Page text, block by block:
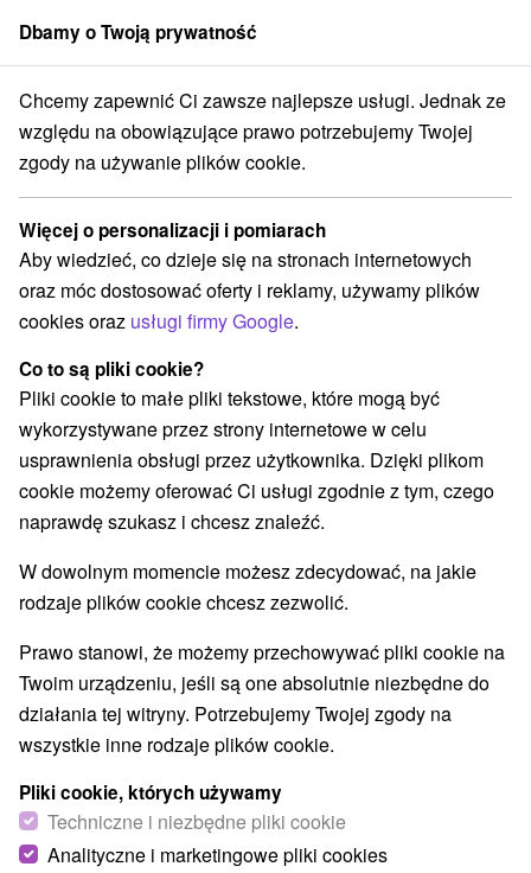
członek grupySorger
Hotel Park **** Pieszczany Wakacje w Pieszczany terapeutyczne
Wakacje w Pieszczany
terapeutyczne
Oferta wygasła! Wybierz poniżej z aktualnych ofert.
Hotel Park★★★ ★Pieszczany Piešťany
Przejdź do lokalizacji
9,2 doskonały·423 recenzji
Dbamy o Twoją prywatność
Chcemy zapewnić Ci zawsze najlepsze usługi. Jednak ze
względu na obowiązujące prawo potrzebujemy Twojej
zgody na używanie plików cookie.
Więcej o personalizacji i pomiarach
Aby wiedzieć, co dzieje się na stronach internetowych
oraz móc dostosować oferty i reklamy, używamy plików
cookies oraz usługi firmy Google.
Co to są pliki cookie?
Pliki cookie to małe pliki tekstowe, które mogą być
wykorzystywane przez strony internetowe w celu
usprawnienia obsługi przez użytkownika. Dzięki plikom
cookie możemy oferować Ci usługi zgodnie z tym, czego
naprawdę szukasz i chcesz znaleźć.
W dowolnym momencie możesz zdecydować, na jakie
rodzaje plików cookie chcesz zezwolić.
Prawo stanowi, że możemy przechowywać pliki cookie na
Twoim urządzeniu, jeśli są one absolutnie niezbędne do
działania tej witryny. Potrzebujemy Twojej zgody na
wszystkie inne rodzaje plików cookie.
Pliki cookie, których używamy
Techniczne i niezbędne pliki cookie
Analityczne i marketingowe pliki cookies